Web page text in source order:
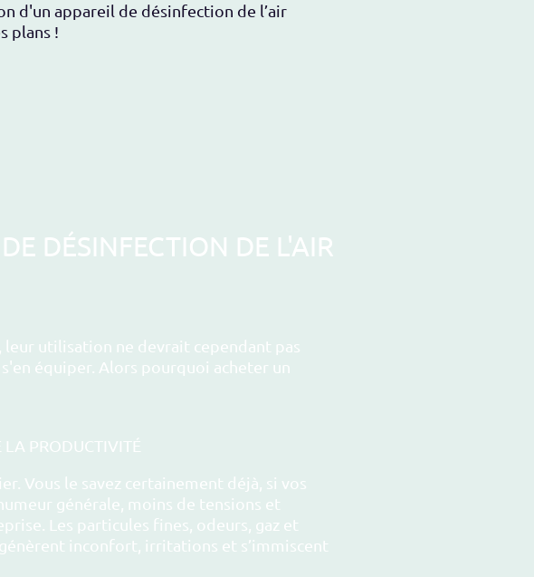
d'un appareil de désinfection de l’air
plans !
DÉSINFECTION DE L'AIR
utilisation ne devrait cependant pas
équiper. Alors pourquoi acheter un
LA PRODUCTIVITÉ
Vous le savez certainement déjà, si vos
générale, moins de tensions et
Les particules fines, odeurs, gaz et
inconfort, irritations et s’immiscent